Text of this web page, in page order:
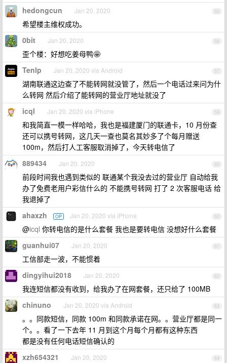
55
hedongcun Jan 20, 2020
希望楼主维权成功。
56
0bit Jan 20, 2020
歪个楼：好想吃姜母鸭🤩
57
Tenlp Jan 20, 2020 via Android
湖南联通这边查了不能转网就没管了，然后一个电话过来问为什
么转网 然后介绍了能转网的营业厅地址就没了
58
icql Jan 20, 2020 via iPhone
和我简直一模一样哈哈，我也是福建厦门的联通卡，10 月份查
还可以携号转网，这几天一查也莫名其妙多了个每月赠送
100m，然后打人工客服取消掉了，今天转电信了
59
889434 Jan 20, 2020
前段时间我也遇到类似的 联通某个我没去过的营业厅 自动给我
办了免费老用户彩信什么的 不能携号转网 打了 2 次客服电话 给
我退掉了
60
ahaxzh OP Jan 20, 2020 via iPhone
@icql 你转电信的是什么套餐 我也是要转电信 没想好什么套餐
61
guanhui07 Jan 20, 2020
工信部走一波，不能惯着
62
dingyihui2018 Jan 20, 2020
我连短信都没有收到，给我办了在网套餐，还只给了 100MB
63
chinuno Jan 20, 2020 via Android
。。同款短信，同款 100m 和同款承诺在网。。营业厅都是同一
个。。看了一下去年 11 月到这个月每个月都有这种东西
都是没有任何电话短信确认的
64
xzh654321 Jan 20, 2020